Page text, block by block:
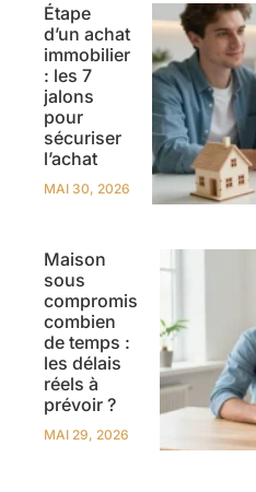
Étape
d’un achat
immobilier
: les 7
jalons
pour
sécuriser
l’achat
MAI 30, 2026
Maison
sous
compromis
combien
de temps :
les délais
réels à
prévoir ?
MAI 29, 2026